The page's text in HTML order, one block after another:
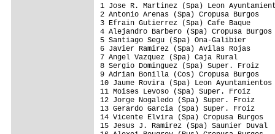
1 Jose R. Martinez (Spa) Leon
2 Antonio Arenas (Spa) Cropusa
3 Efrain Gutierrez (Spa) Cafe Baque
4 Alejandro Barbero (Spa) Cropusa
5 Santiago Segu (Spa) Ona-Galibier
6 Javier Ramirez (Spa) Avilas Rojas
7 Angel Vazquez (Spa) Caja Rural
8 Sergio Dominguez (Spa) Super.
9 Adrian Bonilla (Cos) Cropusa Burgos
10 Jaume Rovira (Spa) Leon
11 Moises Levoso (Spa) Super. Froiz
12 Jorge Nogaledo (Spa) Super. Froiz
13 Gerardo Garcia (Spa) Super.
14 Vicente Elvira (Spa) Cropusa Burgos
15 Jesus J. Ramirez (Spa) Saunier Duval